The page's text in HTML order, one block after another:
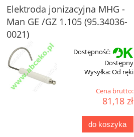
Elektroda jonizacyjna MHG -
Man GE /GZ 1.105 (95.34036-
0021)
Dostępność:
Dostępny
Wysyłka:Od ręki
Cena brutto:
81,18 zł
do koszyka